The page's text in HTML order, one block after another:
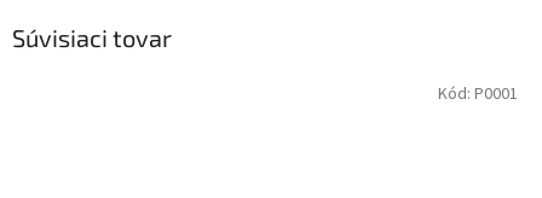
Súvisiaci tovar
Kód: P0001